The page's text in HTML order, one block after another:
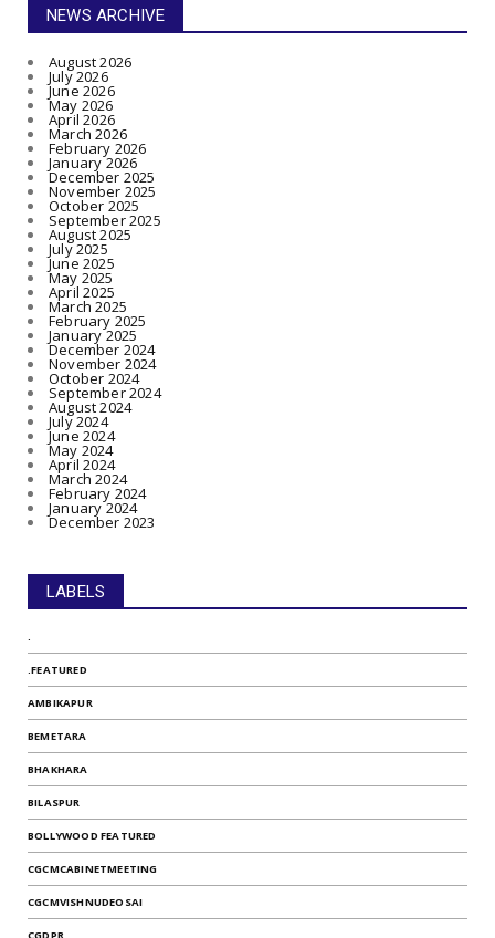
NEWS ARCHIVE
August 2026
July 2026
June 2026
May 2026
April 2026
March 2026
February 2026
January 2026
December 2025
November 2025
October 2025
September 2025
August 2025
July 2025
June 2025
May 2025
April 2025
March 2025
February 2025
January 2025
December 2024
November 2024
October 2024
September 2024
August 2024
July 2024
June 2024
May 2024
April 2024
March 2024
February 2024
January 2024
December 2023
LABELS
.
.FEATURED
AMBIKAPUR
BEMETARA
BHAKHARA
BILASPUR
BOLLYWOOD FEATURED
CGCMCABINETMEETING
CGCMVISHNUDEOSAI